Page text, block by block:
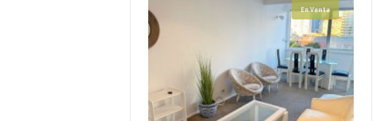
En Venta